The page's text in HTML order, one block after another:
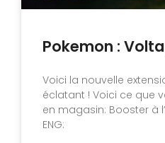
Pokemon :
Voici la nouvelle
éclatant ! Voici ce que
en magasin: Booster à
ENG: